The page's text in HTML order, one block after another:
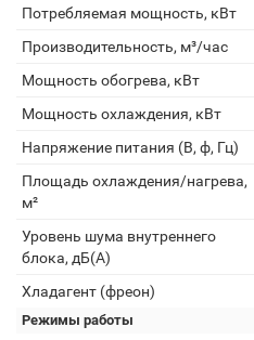
Потребляемая мощность, кВт
Производительность, м³/час
Мощность обогрева, кВт
Мощность охлаждения, кВт
Напряжение питания (В, ф, Гц)
Площадь охлаждения/нагрева,
м²
Уровень шума внутреннего
блока, дБ(А)
Хладагент (фреон)
Режимы работы